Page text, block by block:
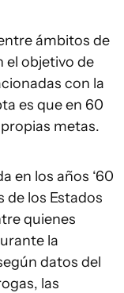
ámbitos de
el objetivo de
con la
es que en 60
metas.
en los años ‘60
de los Estados
quienes
la
datos del
las